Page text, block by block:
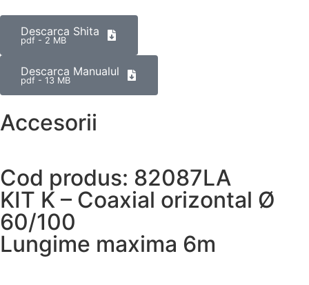
Descarca Shita
pdf - 2 MB
Descarca Manualul
pdf - 13 MB
Accesorii
Cod produs: 82087LA
KIT K – Coaxial orizontal Ø
60/100
Lungime maxima 6m